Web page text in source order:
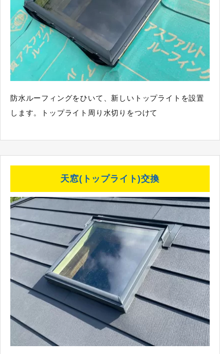
防水ルーフィングをひいて、新しいトップライトを設置
します。トップライト周り水切りをつけて
天窓(トップライト)交換